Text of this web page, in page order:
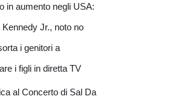
in aumento negli USA:
Kennedy Jr., noto no
i genitori a
i figli in diretta TV
al Concerto di Sal Da